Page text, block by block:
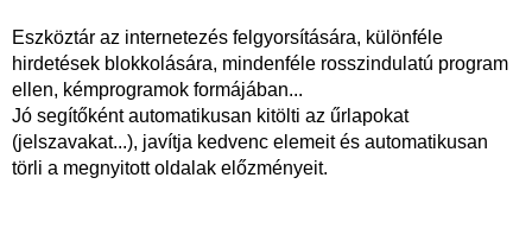
Eszköztár az internetezés felgyorsítására, különféle
hirdetések blokkolására, mindenféle rosszindulatú program
ellen, kémprogramok formájában...
Jó segítőként automatikusan kitölti az űrlapokat
(jelszavakat...), javítja kedvenc elemeit és automatikusan
törli a megnyitott oldalak előzményeit.